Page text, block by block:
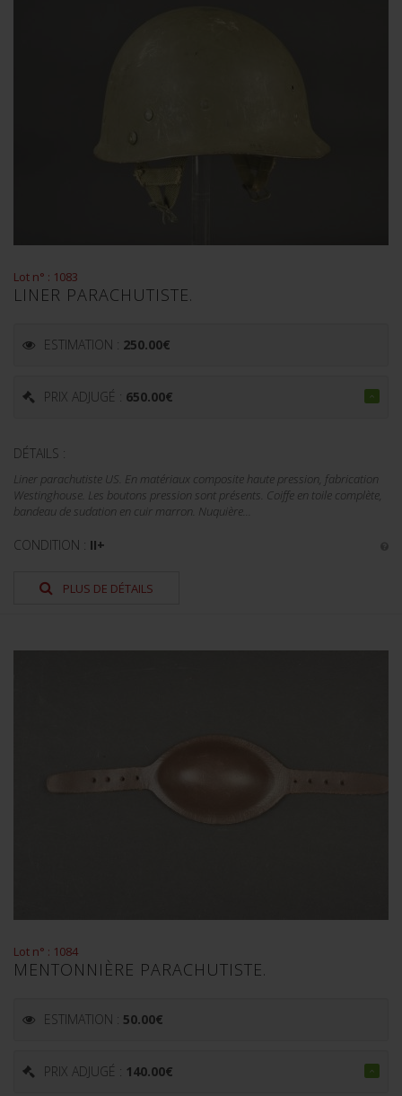
Lot n° : 1083
LINER PARACHUTISTE.
ESTIMATION : 250.00€
PRIX ADJUGÉ : 650.00€
DÉTAILS :
Liner parachutiste US. En matériaux composite haute pression, fabrication
Westinghouse. Les boutons pression sont présents. Coiffe en toile complète,
bandeau de sudation en cuir marron. Nuquière...
CONDITION : II+
PLUS DE DÉTAILS
Lot n° : 1084
MENTONNIÈRE PARACHUTISTE.
ESTIMATION : 50.00€
PRIX ADJUGÉ : 140.00€